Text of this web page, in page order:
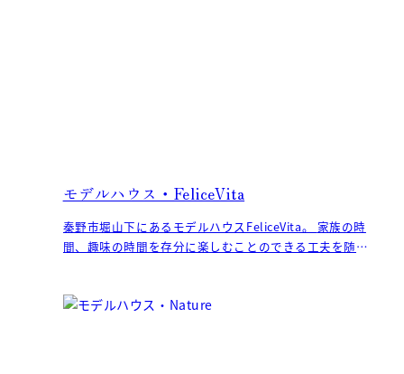
モデルハウス・FeliceVita
秦野市堀山下にあるモデルハウスFeliceVita。 家族の時
間、趣味の時間を存分に楽しむことのできる工夫を随所